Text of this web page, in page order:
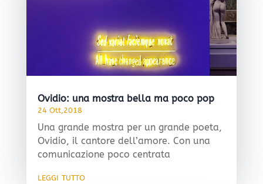
Ovidio: una mostra bella ma poco pop
24 Ott,2018
Una grande mostra per un grande poeta,
Ovidio, il cantore dell’amore. Con una
comunicazione poco centrata
leggi tutto